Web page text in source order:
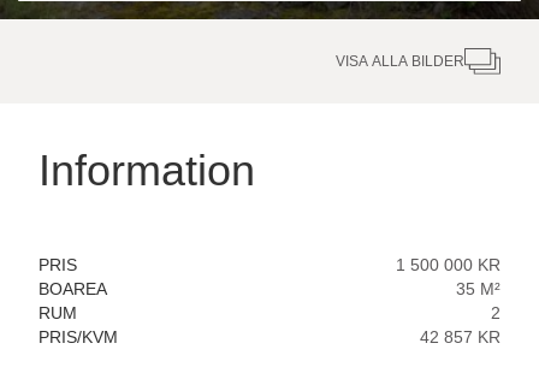
VISA ALLA BILDER
Information
PRIS
1 500 000 KR
BOAREA
35 M²
RUM
2
PRIS/KVM
42 857 KR